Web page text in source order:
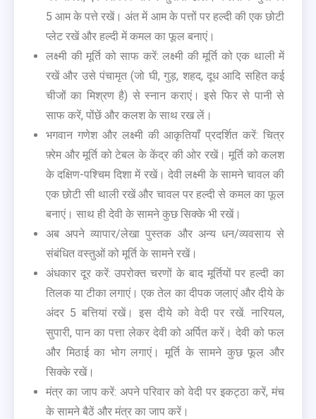
5 आम के पत्ते रखें। अंत में आम के पत्तों पर हल्दी की एक छोटी
प्लेट रखें और हल्दी में कमल का फूल बनाएं।
लक्ष्मी की मूर्ति को साफ करें: लक्ष्मी की मूर्ति को एक थाली में
रखें और उसे पंचामृत (जो घी, गुड़, शहद, दूध आदि सहित कई
चीजों का मिश्रण है) से स्नान कराएं। इसे फिर से पानी से
साफ करें, पोंछें और कलश के साथ रख लें।
भगवान गणेश और लक्ष्मी की आकृतियाँ प्रदर्शित करें: चित्र
फ़्रेम और मूर्ति को टेबल के केंद्र की ओर रखें। मूर्ति को कलश
के दक्षिण-पश्चिम दिशा में रखें। देवी लक्ष्मी के सामने चावल की
एक छोटी सी थाली रखें और चावल पर हल्दी से कमल का फूल
बनाएं। साथ ही देवी के सामने कुछ सिक्के भी रखें।
अब अपने व्यापार/लेखा पुस्तक और अन्य धन/व्यवसाय से
संबंधित वस्तुओं को मूर्ति के सामने रखें।
अंधकार दूर करें: उपरोक्त चरणों के बाद मूर्तियों पर हल्दी का
तिलक या टीका लगाएं। एक तेल का दीपक जलाएं और दीये के
अंदर 5 बत्तियां रखें। इस दीये को वेदी पर रखें. नारियल,
सुपारी, पान का पत्ता लेकर देवी को अर्पित करें। देवी को फल
और मिठाई का भोग लगाएं। मूर्ति के सामने कुछ फूल और
सिक्के रखें।
मंत्र का जाप करें: अपने परिवार को वेदी पर इकट्ठा करें, मंच
के सामने बैठें और मंत्र का जाप करें।